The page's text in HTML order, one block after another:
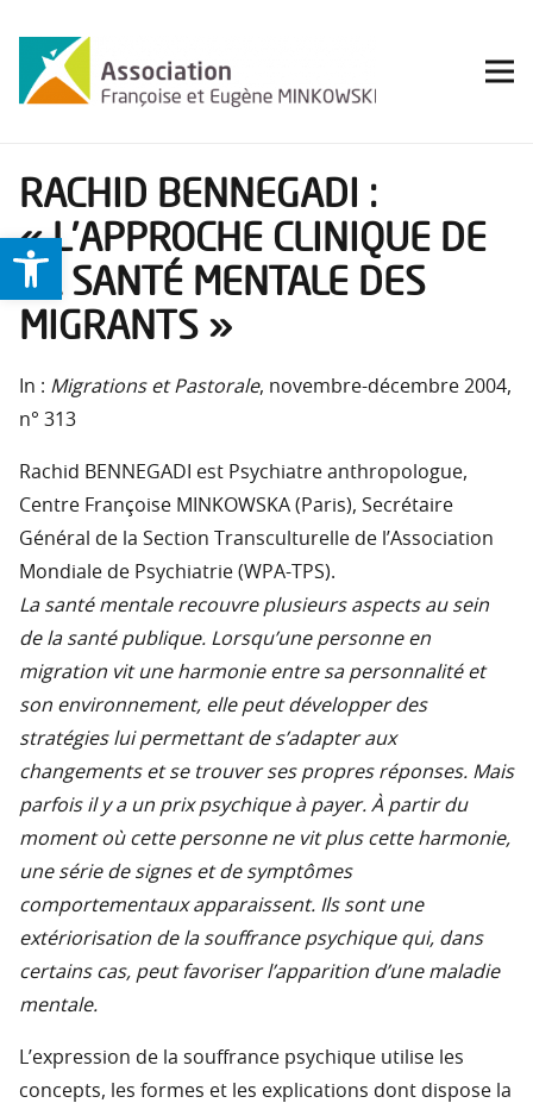
RACHID BENNEGADI :
« L’APPROCHE CLINIQUE DE
LA SANTÉ MENTALE DES
MIGRANTS »
In : Migrations et Pastorale, novembre-décembre 2004,
n° 313
Rachid BENNEGADI est Psychiatre anthropologue,
Centre Françoise MINKOWSKA (Paris), Secrétaire
Général de la Section Transculturelle de l’Association
Mondiale de Psychiatrie (WPA-TPS).
La santé mentale recouvre plusieurs aspects au sein
de la santé publique. Lorsqu’une personne en
migration vit une harmonie entre sa personnalité et
son environnement, elle peut développer des
stratégies lui permettant de s’adapter aux
changements et se trouver ses propres réponses. Mais
parfois il y a un prix psychique à payer. À partir du
moment où cette personne ne vit plus cette harmonie,
une série de signes et de symptômes
comportementaux apparaissent. Ils sont une
extériorisation de la souffrance psychique qui, dans
certains cas, peut favoriser l’apparition d’une maladie
mentale.
L’expression de la souffrance psychique utilise les
concepts, les formes et les explications dont dispose la
Ouvrir la barre d’outils